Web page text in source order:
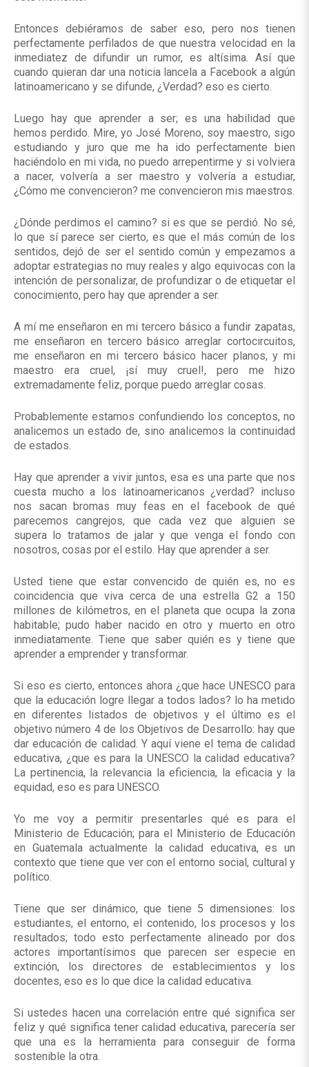
Entonces debiéramos de saber eso, pero nos tienen
perfectamente perfilados de que nuestra velocidad en la
inmediatez de difundir un rumor, es altísima. Así que
cuando quieran dar una noticia lancela a Facebook a algún
latinoamericano y se difunde, ¿Verdad? eso es cierto.
Luego hay que aprender a ser; es una habilidad que
hemos perdido. Mire, yo José Moreno, soy maestro, sigo
estudiando y juro que me ha ido perfectamente bien
haciéndolo en mi vida, no puedo arrepentirme y si volviera
a nacer, volvería a ser maestro y volvería a estudiar,
¿Cómo me convencieron? me convencieron mis maestros.
¿Dónde perdimos el camino? si es que se perdió. No sé,
lo que sí parece ser cierto, es que el más común de los
sentidos, dejó de ser el sentido común y empezamos a
adoptar estrategias no muy reales y algo equivocas con la
intención de personalizar, de profundizar o de etiquetar el
conocimiento, pero hay que aprender a ser.
A mí me enseñaron en mi tercero básico a fundir zapatas,
me enseñaron en tercero básico arreglar cortocircuitos,
me enseñaron en mi tercero básico hacer planos, y mi
maestro era cruel, ¡sí muy cruel!, pero me hizo
extremadamente feliz, porque puedo arreglar cosas.
Probablemente estamos confundiendo los conceptos, no
analicemos un estado de, sino analicemos la continuidad
de estados.
Hay que aprender a vivir juntos, esa es una parte que nos
cuesta mucho a los latinoamericanos ¿verdad? incluso
nos sacan bromas muy feas en el facebook de qué
parecemos cangrejos, que cada vez que alguien se
supera lo tratamos de jalar y que venga el fondo con
nosotros, cosas por el estilo. Hay que aprender a ser.
Usted tiene que estar convencido de quién es, no es
coincidencia que viva cerca de una estrella G2 a 150
millones de kilómetros, en el planeta que ocupa la zona
habitable; pudo haber nacido en otro y muerto en otro
inmediatamente. Tiene que saber quién es y tiene que
aprender a emprender y transformar.
Si eso es cierto, entonces ahora ¿que hace UNESCO para
que la educación logre llegar a todos lados? lo ha metido
en diferentes listados de objetivos y el último es el
objetivo número 4 de los Objetivos de Desarrollo: hay que
dar educación de calidad. Y aquí viene el tema de calidad
educativa, ¿que es para la UNESCO la calidad educativa?
La pertinencia, la relevancia la eficiencia, la eficacia y la
equidad, eso es para UNESCO.
Yo me voy a permitir presentarles qué es para el
Ministerio de Educación; para el Ministerio de Educación
en Guatemala actualmente la calidad educativa, es un
contexto que tiene que ver con el entorno social, cultural y
político.
Tiene que ser dinámico, que tiene 5 dimensiones: los
estudiantes, el entorno, el contenido, los procesos y los
resultados; todo esto perfectamente alineado por dos
actores importantísimos que parecen ser especie en
extinción, los directores de establecimientos y los
docentes, eso es lo que dice la calidad educativa.
Si ustedes hacen una correlación entre qué significa ser
feliz y qué significa tener calidad educativa, parecería ser
que una es la herramienta para conseguir de forma
sostenible la otra.